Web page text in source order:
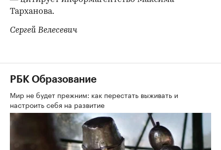
Тарханова.
Сергей Велесевич
РБК Образование
Мир не будет прежним: как перестать выживать и
настроить себя на развитие